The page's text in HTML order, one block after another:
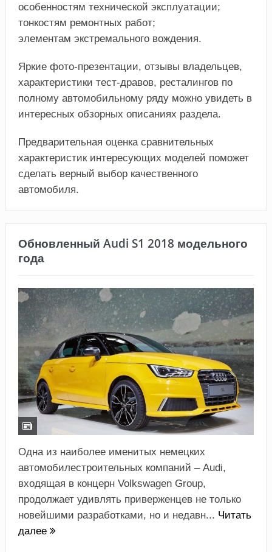
особенностям технической эксплуатации;
тонкостям ремонтных работ;
элементам экстремального вождения.
Яркие фото-презентации, отзывы владельцев,
характеристики тест-дравов, ресталингов по
полному автомобильному ряду можно увидеть в
интересных обзорных описаниях раздела.
Предварительная оценка сравнительных
характеристик интересующих моделей поможет
сделать верный выбор качественного
автомобиля.
Обновленный Audi S1 2018 модельного
года
Одна из наиболее именитых немецких
автомобилестроительных компаний – Audi,
входящая в концерн Volkswagen Group,
продолжает удивлять приверженцев не только
новейшими разработками, но и недавн... Читать
далее